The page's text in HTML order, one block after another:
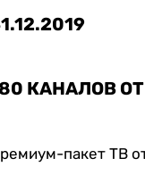
КАНАЛОВ
пакет ТВ